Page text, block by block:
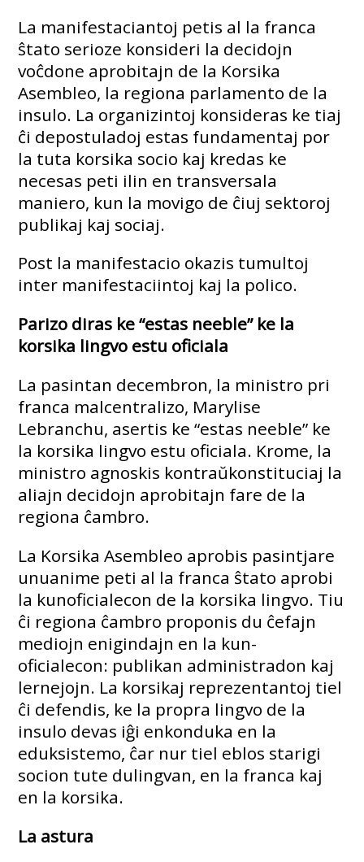
La manifestaciantoj petis al la franca
ŝtato serioze konsideri la decidojn
voĉdone aprobitajn de la Korsika
Asembleo, la regiona parlamento de la
insulo. La organizintoj konsideras ke tiaj
ĉi depostuladoj estas fundamentaj por
la tuta korsika socio kaj kredas ke
necesas peti ilin en transversala
maniero, kun la movigo de ĉiuj sektoroj
publikaj kaj sociaj.
Post la manifestacio okazis tumultoj
inter manifestaciintoj kaj la polico.
Parizo diras ke “estas neeble” ke la
korsika lingvo estu oficiala
La pasintan decembron, la ministro pri
franca malcentralizo, Marylise
Lebranchu, asertis ke “estas neeble” ke
la korsika lingvo estu oficiala. Krome, la
ministro agnoskis kontraŭkonstituciaj la
aliajn decidojn aprobitajn fare de la
regiona ĉambro.
La Korsika Asembleo aprobis pasintjare
unuanime peti al la franca ŝtato aprobi
la kunoficialecon de la korsika lingvo. Tiu
ĉi regiona ĉambro proponis du ĉefajn
mediojn enigindajn en la kun-
oficialecon: publikan administradon kaj
lernejojn. La korsikaj reprezentantoj tiel
ĉi defendis, ke la propra lingvo de la
insulo devas iĝi enkonduka en la
eduksistemo, ĉar nur tiel eblos starigi
socion tute dulingvan, en la franca kaj
en la korsika.
La astura